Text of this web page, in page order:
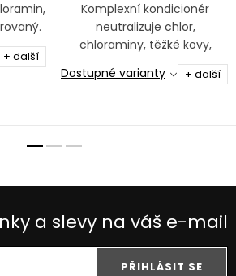
+ další
Komplexní kondicionér
neutralizuje chlor,
chloraminy, těžké kovy,
amoniak, dusitany a
dusičnany
Dostupné varianty + další
a slevy na váš e-mail
PŘIHLÁSIT SE